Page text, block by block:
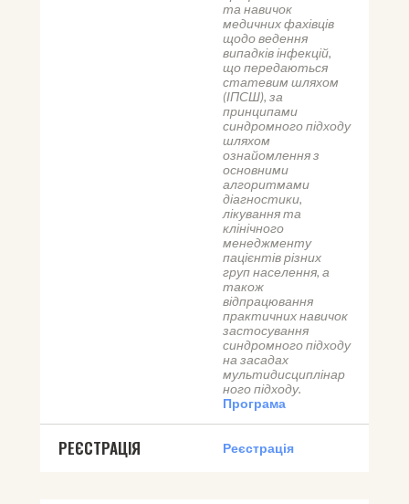
та навичок
медичних фахівців
щодо ведення
випадків інфекцій,
що передаються
статевим шляхом
(ІПСШ), за
принципами
синдромного підходу
шляхом
ознайомлення з
основними
алгоритмами
діагностики,
лікування та
клінічного
менеджменту
пацієнтів різних
груп населення, а
також
відпрацювання
практичних навичок
застосування
синдромного підходу
на засадах
мультидисциплінар
ного підходу.
Програма
РЕЄСТРАЦІЯ Реєстрація